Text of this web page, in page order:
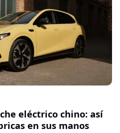
eléctrico chino: así
en sus manos